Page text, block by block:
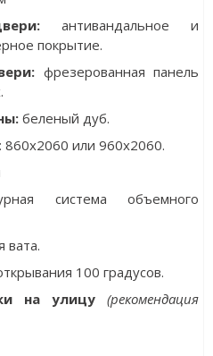
антивандальное и
покрытие.
фрезерованная панель
беленый дуб.
860x2060 или 960x2060.
система объемного
вата.
100 градусов.
на улицу
(рекомендация